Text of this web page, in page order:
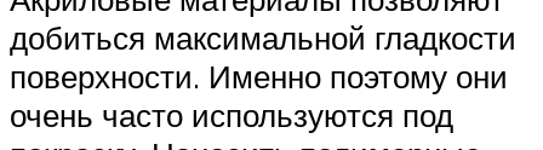
добиться максимальной гладкости
поверхности. Именно поэтому они
очень часто используются под